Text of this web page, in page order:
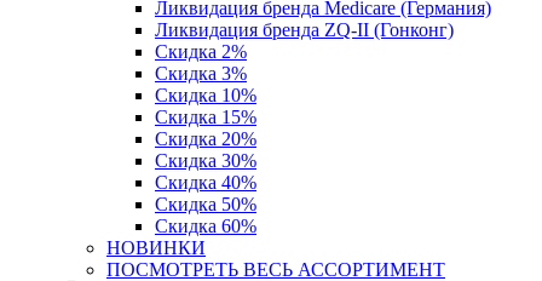
Ликвидация бренда Medicare (Германия)
Ликвидация бренда ZQ-II (Гонконг)
Скидка 2%
Скидка 3%
Скидка 10%
Скидка 15%
Скидка 20%
Скидка 30%
Скидка 40%
Скидка 50%
Скидка 60%
НОВИНКИ
ПОСМОТРЕТЬ ВЕСЬ АССОРТИМЕНТ